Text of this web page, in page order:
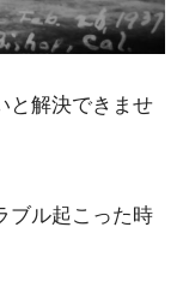
と解決できませ
ブル起こった時